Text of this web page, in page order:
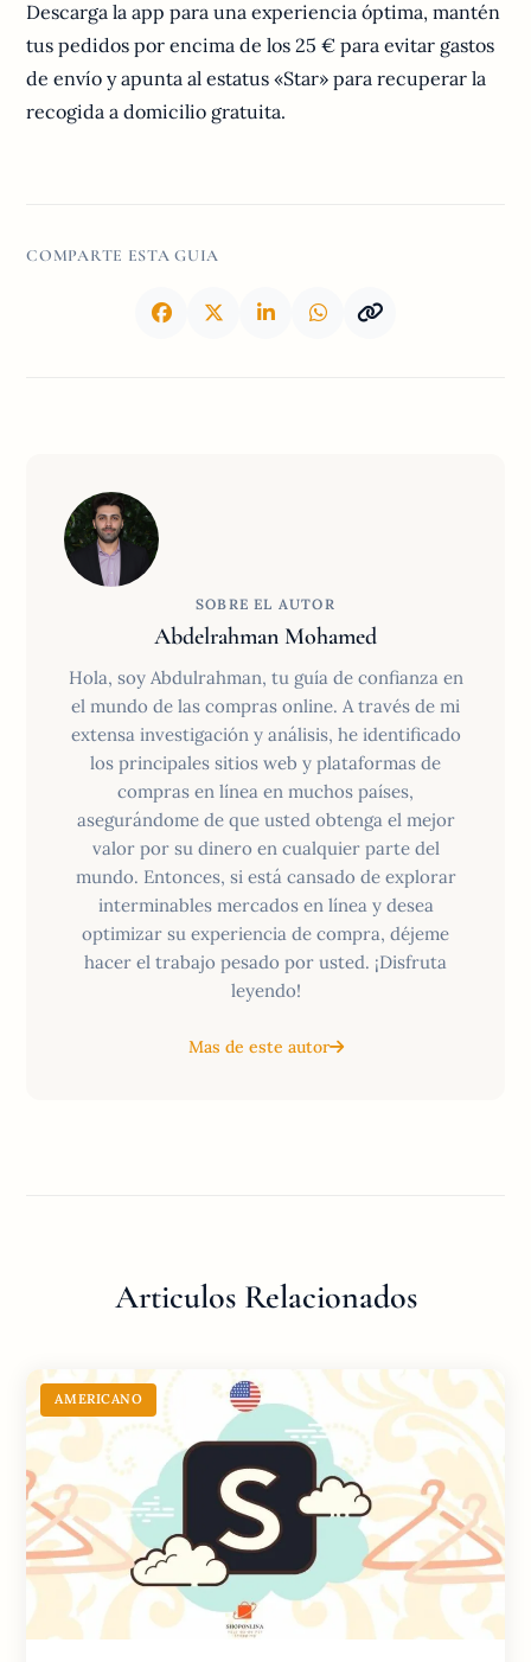
Descarga la app para una experiencia óptima, mantén
tus pedidos por encima de los 25 € para evitar gastos
de envío y apunta al estatus «Star» para recuperar la
recogida a domicilio gratuita.
COMPARTE ESTA GUIA
SOBRE EL AUTOR
Abdelrahman Mohamed
Hola, soy Abdulrahman, tu guía de confianza en
el mundo de las compras online. A través de mi
extensa investigación y análisis, he identificado
los principales sitios web y plataformas de
compras en línea en muchos países,
asegurándome de que usted obtenga el mejor
valor por su dinero en cualquier parte del
mundo. Entonces, si está cansado de explorar
interminables mercados en línea y desea
optimizar su experiencia de compra, déjeme
hacer el trabajo pesado por usted. ¡Disfruta
leyendo!
Mas de este autor
Articulos Relacionados
AMERICANO